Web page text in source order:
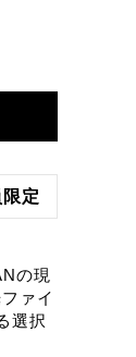
定
の現
ァイ
選択